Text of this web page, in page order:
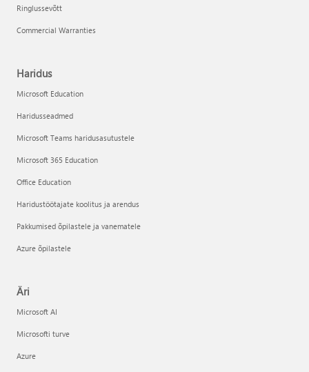
Ringlussevõtt
Commercial Warranties
Haridus
Microsoft Education
Haridusseadmed
Microsoft Teams haridusasutustele
Microsoft 365 Education
Office Education
Haridustöötajate koolitus ja arendus
Pakkumised õpilastele ja vanematele
Azure õpilastele
Äri
Microsoft AI
Microsofti turve
Azure